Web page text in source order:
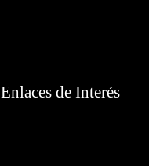
Enlaces de Interés